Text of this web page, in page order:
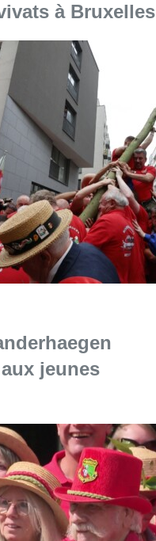
à Bruxelles
jeunes